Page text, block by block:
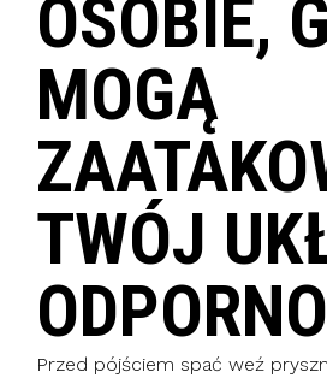
OSOBIE,
MOGĄ
TWÓJ
Przed pójściem spać weź